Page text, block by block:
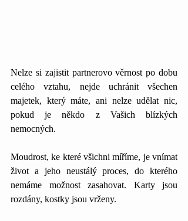
Nelze si zajistit partnerovo věrnost po dobu
celého vztahu, nejde uchránit všechen
majetek, který máte, ani nelze udělat nic,
pokud je někdo z Vašich blízkých
nemocných.
Moudrost, ke které všichni míříme, je vnímat
život a jeho neustálý proces, do kterého
nemáme možnost zasahovat. Karty jsou
rozdány, kostky jsou vrženy.